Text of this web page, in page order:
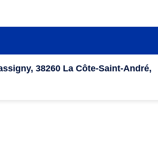
38260 La Côte-Saint-André,